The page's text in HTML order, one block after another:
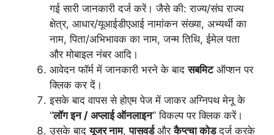
गई सारी जानकारी दर्ज करें। जैसे की: राज्य/संघ राज्य
क्षेत्र, आधार/यूआईडीएआई नामांकन संख्या, अभ्यर्थी का
नाम, पिता/अभिभावक का नाम, जन्म तिथि, ईमेल पता
और मोबाइल नंबर आदि।
आवेदन फॉर्म में जानकारी भरने के बादसबमिटऑप्शन पर
क्लिक कर दें।
इसके बाद वापस से होएम पेज में जाकर अग्निपथ मेनू के
“लॉग इन / अप्लाई ऑनलाइन” विकल्प पर क्लिक करें।
उसके बादयूजर नाम,पासवर्डऔरकैप्त्चा कोडदर्ज करके